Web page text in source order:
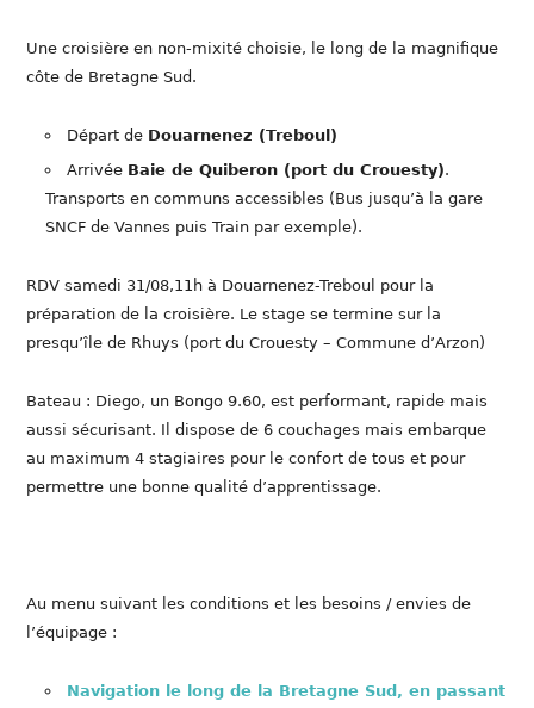
Une croisière en non-mixité choisie, le long de la magnifique
côte de Bretagne Sud.
Départ de Douarnenez (Treboul)
Arrivée Baie de Quiberon (port du Crouesty).
Transports en communs accessibles (Bus jusqu’à la gare
SNCF de Vannes puis Train par exemple).
RDV samedi 31/08,11h à Douarnenez-Treboul pour la
préparation de la croisière. Le stage se termine sur la
presqu’île de Rhuys (port du Crouesty – Commune d’Arzon)
Bateau : Diego, un Bongo 9.60, est performant, rapide mais
aussi sécurisant. Il dispose de 6 couchages mais embarque
au maximum 4 stagiaires pour le confort de tous et pour
permettre une bonne qualité d’apprentissage.
Au menu suivant les conditions et les besoins / envies de
l’équipage :
Navigation le long de la Bretagne Sud, en passant